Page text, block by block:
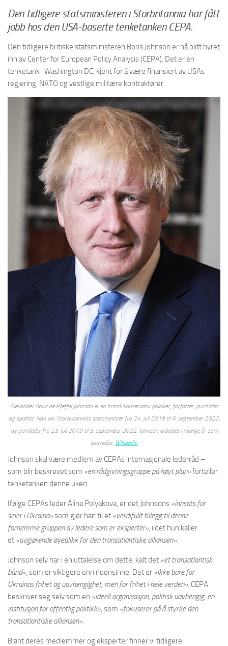
Den tidligere statsministeren i Storbritannia har fått
jobb hos den USA-baserte tenketanken CEPA.
Den tidligere britiske statsministeren Boris Johnson er nå blitt hyret
inn av Center for European Policy Analysis (CEPA). Det er en
tenketank i Washington DC, kjent for å være finansiert av USAs
regjering, NATO og vestlige militære kontraktører.
Alexander Boris de Pfeffel Johnson er en britisk konservativ politiker, forfatter, journalist
og spaltist. Han var Storbritannias statsminister fra 24. juli 2019 til 6. september 2022,
og partileder fra 23. juli 2019 til 5. september 2022. Johnson arbeidet i mange år som
journalist. Wikipedia
Johnson skal være medlem av CEPAs internasjonale lederråd –
som blir beskrevet som «en rådgivningsgruppe på høyt plan»forteller
tenketanken denne uken.
Ifølge CEPAs leder Alina Polyakova, er det Johnsons «innsats for
seier i Ukraina»som gjør han til et «verdifullt tillegg til denne
fornemme gruppen av ledere som er eksperter», i det hun kaller
et «avgjørende øyeblikk for den transatlantiske alliansen».
Johnson selv har i en uttalelse om dette, kalt det «et transatlantisk
bånd», som er viktigere enn noensinne. Det er «ikke bare for
Ukrainas frihet og uavhengighet, men for frihet i hele verden». CEPA
beskriver seg selv som en «ideell organisasjon, politisk uavhengig, en
institusjon for offentlig politikk», som «fokuserer på å styrke den
transatlantiske alliansen».
Blant deres medlemmer og eksperter finner vi tidligere